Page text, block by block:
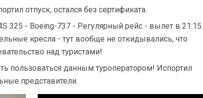
отпуск, остался без сертификата.
325 - Boeing-737 - Регулярный рейс - вылет в 21:15.
кресла - тут вообще не откидывались, что
над туристами!
пользоваться данным туроператором! Испортил
представители.